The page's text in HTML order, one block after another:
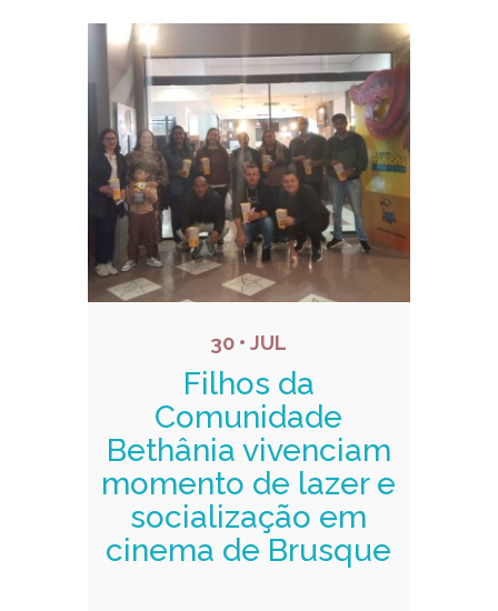
30 • JUL
Filhos da
Comunidade
Bethânia vivenciam
momento de lazer e
socialização em
cinema de Brusque